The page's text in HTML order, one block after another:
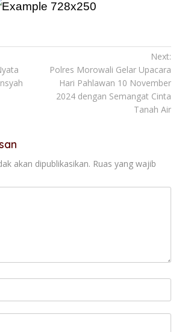
Next:
Polres Morowali Gelar Upacara
Hari Pahlawan 10 November
2024 dengan Semangat Cinta
Tanah Air
akan dipublikasikan. Ruas yang wajib